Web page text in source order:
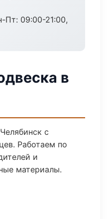
Пт: 09:00-21:00,
в
с
Работаем по
и
материалы.